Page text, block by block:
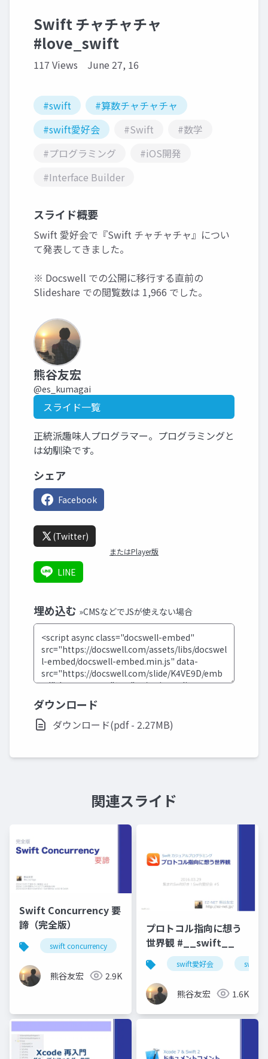
Swift チャチャチャ
#love_swift
117 Views June 27, 16
#swift
#算数チャチャチャ
#swift愛好会
#Swift
#数学
#プログラミング
#iOS開発
#Interface Builder
スライド概要
Swift 愛好会で『Swift チャチャチャ』につい
て発表してきました。
※ Docswell での公開に移行する直前の
Slideshare での閲覧数は 1,966 でした。
熊谷友宏
@es_kumagai
スライド一覧
正統派趣味人プログラマー。プログラミングと
は幼馴染です。
シェア
Facebook
(Twitter)
またはPlayer版
LINE
埋め込む »CMSなどでJSが使えない場合
ダウンロード
ダウンロード(pdf - 2.27MB)
関連スライド
Swift Concurrency 要
諦（完全版）
swift concurrency swift愛好会 関モバ
熊谷友宏 2.9K
プロトコル指向に想う
世界観 #__swift__
swift愛好会 swift
熊谷友宏 1.6K